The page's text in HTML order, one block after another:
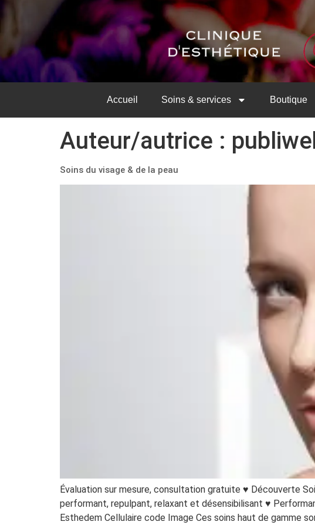
Accueil Soins & services Boutique
Auteur/autrice :
Soins du visage & de la peau
Évaluation sur mesure, consultation gratuite ♥ Découverte
performant, repulpant, relaxant et désensibilisant ♥
Esthedem Cellulaire code Image Ces soins haut de gamme